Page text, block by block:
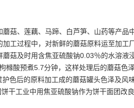
菇、莲藕、马蹄、白芦笋、山药等产品
工过程中，对新鲜的蘑菇原料运至加工
菇及时用含焦亚硫酸钠0.03％的水溶液
酸预煮5.7分钟，这样处理后的蘑菇色
色后的原料加工成的蘑菇罐头色泽及风
干工业中用焦亚硫酸钠作为饼干面团改